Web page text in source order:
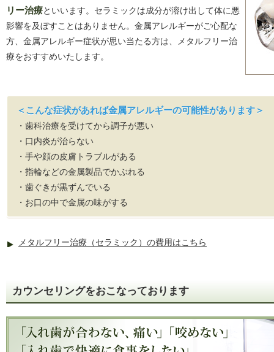
リー治療といいます。セラミックは成分が溶け出して体に悪
影響を及ぼすことはありません。金属アレルギーがご心配な
方、金属アレルギー症状が思い当たる方は、メタルフリー治
療をおすすめいたします。
＜こんな症状があれば金属アレルギーの可能性があります＞
・歯科治療を受けてから調子が悪い
・口内炎が治らない
・手や顔の皮膚トラブルがある
・指輪などの金属製品でかぶれる
・歯ぐきが黒ずんでいる
・お口の中で金属の味がする
メタルフリー治療（セラミック）の費用はこちら
カウンセリングをおこなっております